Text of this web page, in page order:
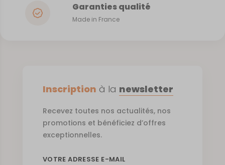
Garanties qualité
Made in France
Inscription à la newsletter
Recevez toutes nos actualités, nos
promotions et bénéficiez d’offres
exceptionnelles.
VOTRE ADRESSE E-MAIL